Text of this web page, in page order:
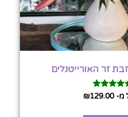
זר האורייטנלים
דורגמ- ₪129.00